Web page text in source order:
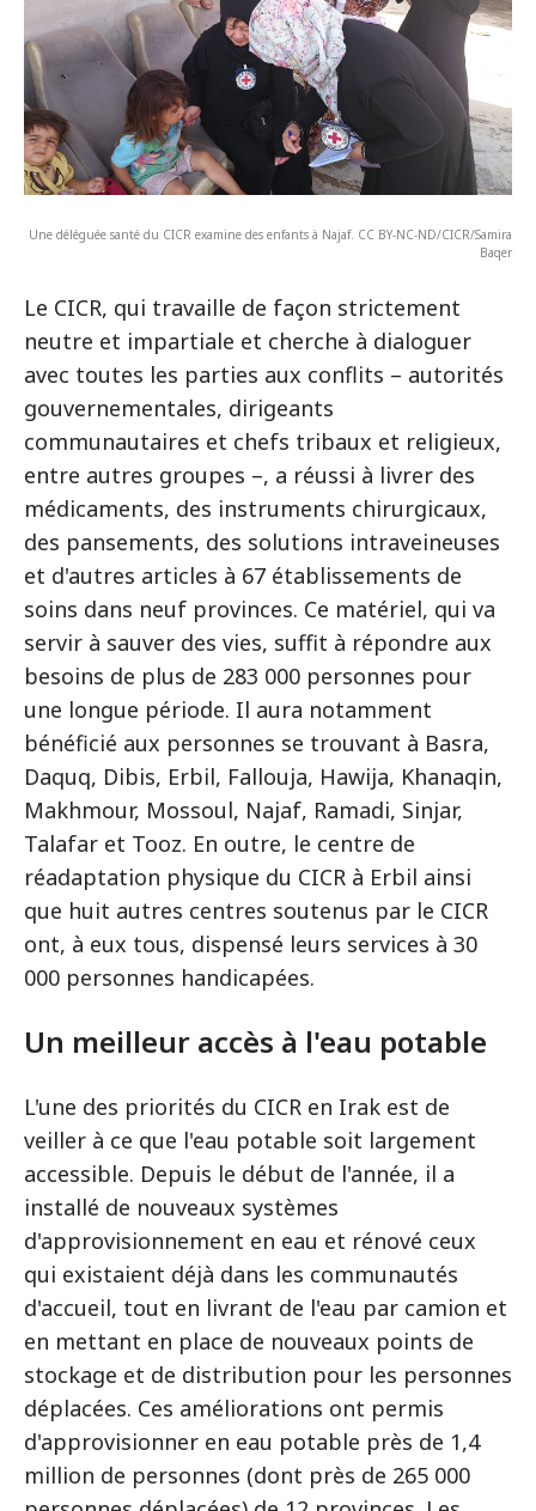
Une déléguée santé du CICR examine des enfants à Najaf. CC BY-NC-ND/CICR/Samira
Baqer
Le CICR, qui travaille de façon strictement
neutre et impartiale et cherche à dialoguer
avec toutes les parties aux conflits – autorités
gouvernementales, dirigeants
communautaires et chefs tribaux et religieux,
entre autres groupes –, a réussi à livrer des
médicaments, des instruments chirurgicaux,
des pansements, des solutions intraveineuses
et d'autres articles à 67 établissements de
soins dans neuf provinces. Ce matériel, qui va
servir à sauver des vies, suffit à répondre aux
besoins de plus de 283 000 personnes pour
une longue période. Il aura notamment
bénéficié aux personnes se trouvant à Basra,
Daquq, Dibis, Erbil, Fallouja, Hawija, Khanaqin,
Makhmour, Mossoul, Najaf, Ramadi, Sinjar,
Talafar et Tooz. En outre, le centre de
réadaptation physique du CICR à Erbil ainsi
que huit autres centres soutenus par le CICR
ont, à eux tous, dispensé leurs services à 30
000 personnes handicapées.
Un meilleur accès à l'eau potable
L'une des priorités du CICR en Irak est de
veiller à ce que l'eau potable soit largement
accessible. Depuis le début de l'année, il a
installé de nouveaux systèmes
d'approvisionnement en eau et rénové ceux
qui existaient déjà dans les communautés
d'accueil, tout en livrant de l'eau par camion et
en mettant en place de nouveaux points de
stockage et de distribution pour les personnes
déplacées. Ces améliorations ont permis
d'approvisionner en eau potable près de 1,4
million de personnes (dont près de 265 000